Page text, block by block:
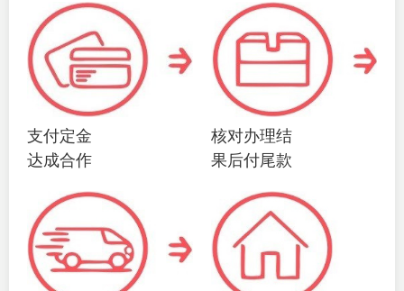
支付定金
达成合作
核对办理结
果后付尾款